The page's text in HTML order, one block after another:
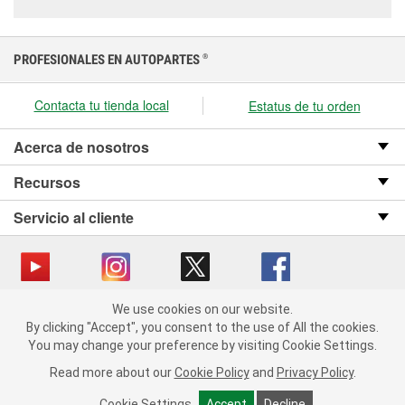
We use cookies on our website. By clicking "Accept", you consent
to the use of All the cookies.
You may change your preference by visiting Cookie Settings.
Read more about our Cookie Policy and Privacy Policy.
PROFESIONALES EN AUTOPARTES ®
Contacta tu tienda local Estatus de tu orden
Acerca de nosotros
Recursos
Servicio al cliente
Copyright © 2008-2026 O’Reilly Auto Parts v OST_3.2.0.0.729 (3) cv1361
catalog_main
Política de privacidad
Ley de transparencia en las cadenas de suministro
de California
We use cookies on our website.
By clicking "Accept", you consent to the use of All the cookies.
You may change your preference by visiting Cookie Settings.
Read more about our Cookie Policy and Privacy Policy.